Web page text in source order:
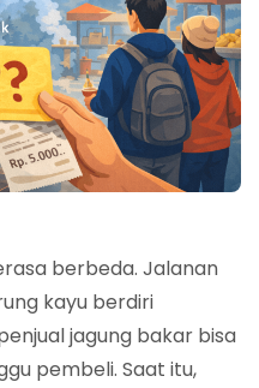
berbeda. Jalanan
kayu berdiri
jagung bakar bisa
pembeli. Saat itu,